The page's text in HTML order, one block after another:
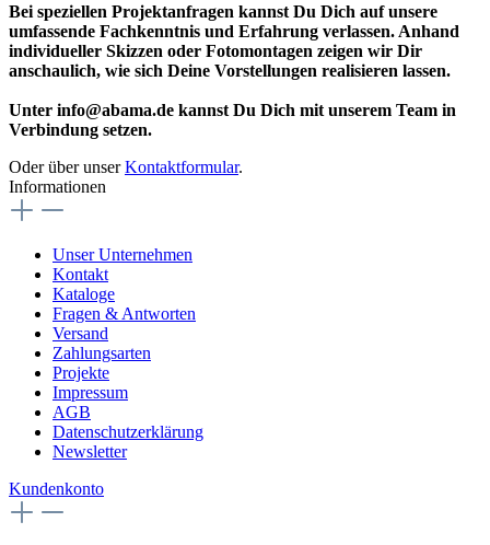
Bei speziellen Projektanfragen kannst Du Dich auf unsere
umfassende Fachkenntnis und Erfahrung verlassen. Anhand
individueller Skizzen oder Fotomontagen zeigen wir Dir
anschaulich, wie sich Deine Vorstellungen realisieren lassen.
Unter info@abama.de kannst Du Dich mit unserem Team in
Verbindung setzen.
Oder über unserKontaktformular.
Informationen
Unser Unternehmen
Kontakt
Kataloge
Fragen & Antworten
Versand
Zahlungsarten
Projekte
Impressum
AGB
Datenschutzerklärung
Newsletter
Kundenkonto